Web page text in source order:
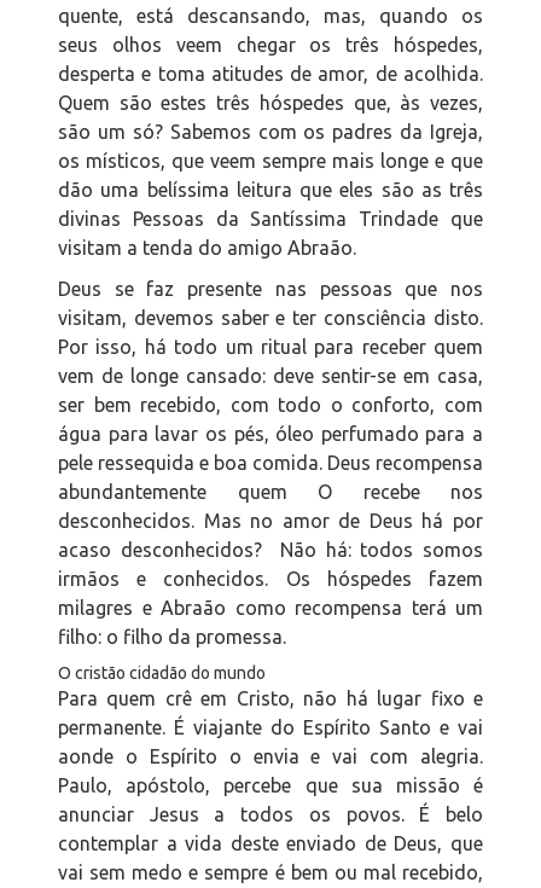
quente, está descansando, mas, quando os
seus olhos veem chegar os três hóspedes,
desperta e toma atitudes de amor, de acolhida.
Quem são estes três hóspedes que, às vezes,
são um só? Sabemos com os padres da Igreja,
os místicos, que veem sempre mais longe e que
dão uma belíssima leitura que eles são as três
divinas Pessoas da Santíssima Trindade que
visitam a tenda do amigo Abraão.
Deus se faz presente nas pessoas que nos
visitam, devemos saber e ter consciência disto.
Por isso, há todo um ritual para receber quem
vem de longe cansado: deve sentir-se em casa,
ser bem recebido, com todo o conforto, com
água para lavar os pés, óleo perfumado para a
pele ressequida e boa comida. Deus recompensa
abundantemente quem O recebe nos
desconhecidos. Mas no amor de Deus há por
acaso desconhecidos? Não há: todos somos
irmãos e conhecidos. Os hóspedes fazem
milagres e Abraão como recompensa terá um
filho: o filho da promessa.
O cristão cidadão do mundo
Para quem crê em Cristo, não há lugar fixo e
permanente. É viajante do Espírito Santo e vai
aonde o Espírito o envia e vai com alegria.
Paulo, apóstolo, percebe que sua missão é
anunciar Jesus a todos os povos. É belo
contemplar a vida deste enviado de Deus, que
vai sem medo e sempre é bem ou mal recebido,